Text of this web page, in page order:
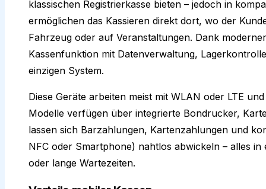
klassischen Registrierkasse bieten – jedoch in
ermöglichen das Kassieren direkt dort, wo der
Fahrzeug oder auf Veranstaltungen. Dank
Kassenfunktion mit Datenverwaltung,
einzigen System.
Diese Geräte arbeiten meist mit WLAN oder LTE
Modelle verfügen über integrierte Bondrucker,
lassen sich Barzahlungen, Kartenzahlungen und
NFC oder Smartphone) nahtlos abwickeln – alles
oder lange Wartezeiten.